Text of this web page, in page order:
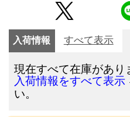
入荷情報 すべて表示
現在すべて在庫があり
入荷情報をすべて表示
い。